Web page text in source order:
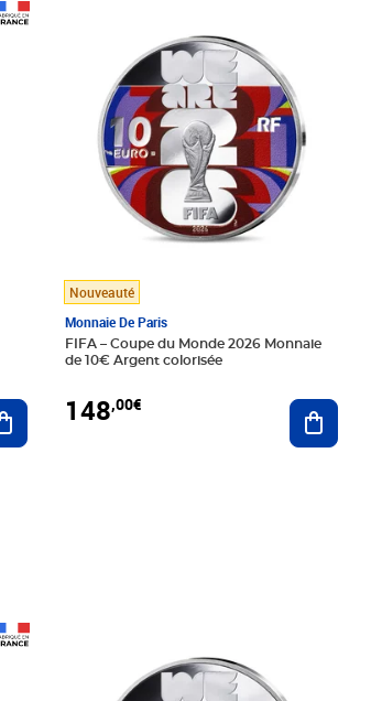
Ajouter au panier
Nouveauté
Monnaie De Paris
FIFA – Coupe du Monde 2026 Monnaie
de 10€ Argent colorisée
148,00€